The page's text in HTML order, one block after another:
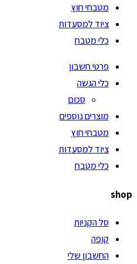
מטבחי חוץ
ציוד למסעדות
כלי מטבח
פרטי חשבון
כלי הגשה
סכום
מוצרים נוספים
מטבחי חוץ
ציוד למסעדות
כלי מטבח
shop
סל הקניות
קופה
החשבון שלי